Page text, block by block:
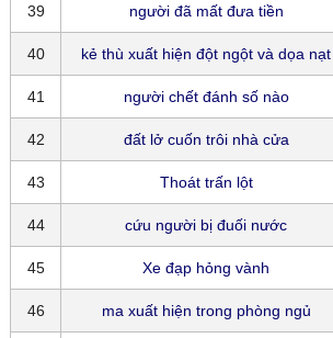
39 người đã mất đưa tiền
40 kẻ thù xuất hiện đột ngột và dọa nạt
41 người chết đánh số nào
42 đất lở cuốn trôi nhà cửa
43 Thoát trấn lột
44 cứu người bị đuối nước
45 Xe đạp hỏng vành
46 ma xuất hiện trong phòng ngủ